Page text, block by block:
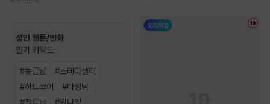
성인 웹툰/만화
인기 키워드
#능글남 #스테디셀러
#하드코어 #다정남